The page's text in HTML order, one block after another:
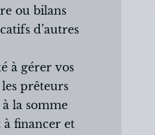
ou bilans
d’autres
à gérer vos
prêteurs
la somme
financer et